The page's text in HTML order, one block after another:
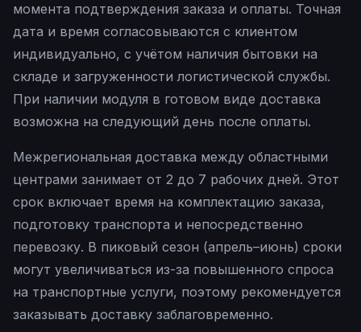
момента подтверждения заказа и оплаты. Точная
дата и время согласовываются с клиентом
индивидуально, с учётом наличия бытовки на
складе и загруженности логистической службы.
При наличии модуля в готовом виде доставка
возможна на следующий день после оплаты.
Межрегиональная доставка между областными
центрами занимает от 2 до 7 рабочих дней. Этот
срок включает время на комплектацию заказа,
подготовку транспорта и непосредственно
перевозку. В пиковый сезон (апрель–июнь) сроки
могут увеличиваться из-за повышенного спроса
на транспортные услуги, поэтому рекомендуется
заказывать доставку заблаговременно.